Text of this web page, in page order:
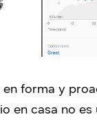
en forma y
en casa no es